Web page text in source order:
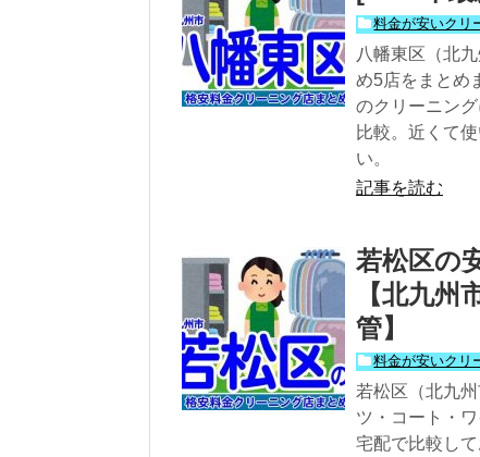
料金が安いクリ
八幡東区（北
め5店をまとめ
のクリーニン
比較。近くて
い。
記事を読む
若松区の
【北九州
管】
料金が安いクリ
若松区（北九
ツ・コート・
宅配で比較し